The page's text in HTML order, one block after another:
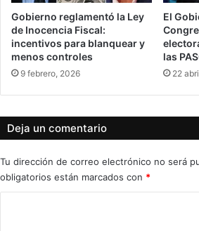
Gobierno reglamentó la Ley
de Inocencia Fiscal:
incentivos para blanquear y
menos controles
9 febrero, 2026
El
las
22
Deja un comentario
Tu dirección de correo electrónico no será
obligatorios están marcados con *